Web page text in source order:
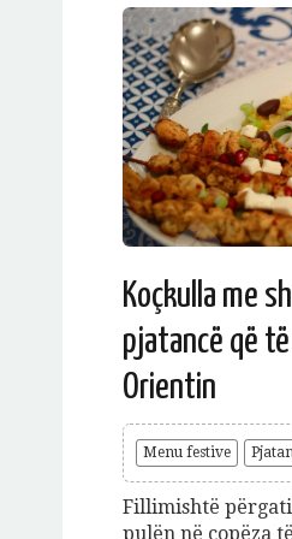
Koçkulla me
pjatancë që
Orientin
Menu festive
Fillimishtë
pulën në copëza